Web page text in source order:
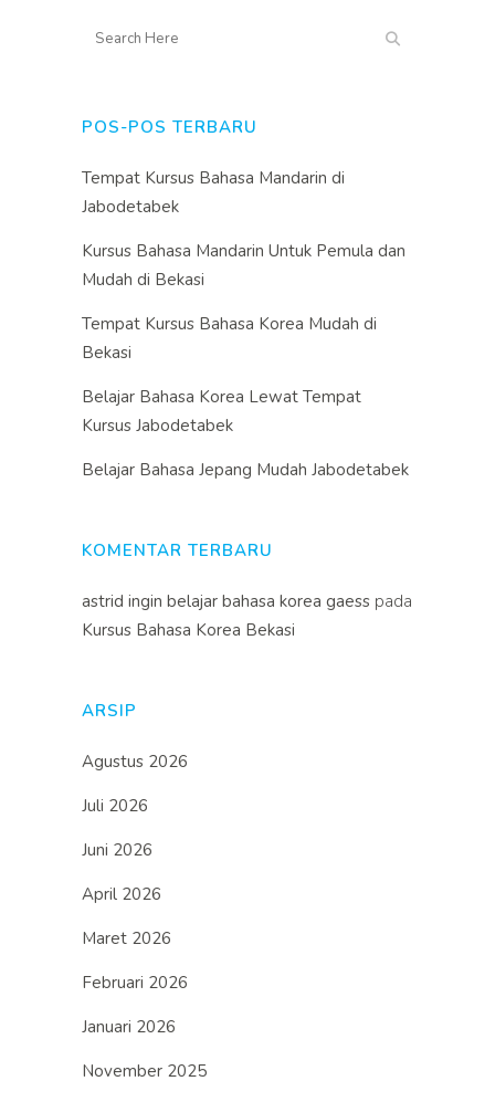
POS-POS TERBARU
Tempat Kursus Bahasa Mandarin di
Jabodetabek
Kursus Bahasa Mandarin Untuk Pemula dan
Mudah di Bekasi
Tempat Kursus Bahasa Korea Mudah di
Bekasi
Belajar Bahasa Korea Lewat Tempat
Kursus Jabodetabek
Belajar Bahasa Jepang Mudah Jabodetabek
KOMENTAR TERBARU
astrid ingin belajar bahasa korea gaess pada
Kursus Bahasa Korea Bekasi
ARSIP
Agustus 2026
Juli 2026
Juni 2026
April 2026
Maret 2026
Februari 2026
Januari 2026
November 2025